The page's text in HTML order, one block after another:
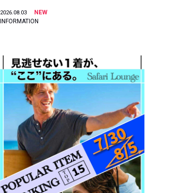
2026.08.03
NEW
INFORMATION